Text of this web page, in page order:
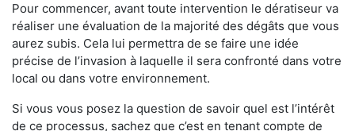
Pour commencer, avant toute intervention le dératiseur va
réaliser une évaluation de la majorité des dégâts que vous
aurez subis. Cela lui permettra de se faire une idée
précise de l’invasion à laquelle il sera confronté dans votre
local ou dans votre environnement.
Si vous vous posez la question de savoir quel est l’intérêt
de ce processus, sachez que c’est en tenant compte de